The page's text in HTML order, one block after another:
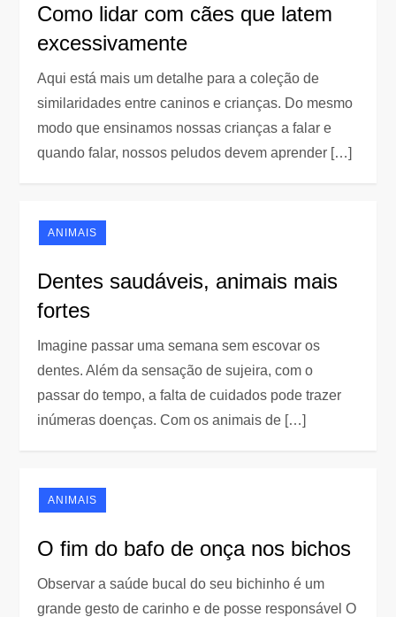
Como lidar com cães que latem
excessivamente
Aqui está mais um detalhe para a coleção de
similaridades entre caninos e crianças. Do mesmo
modo que ensinamos nossas crianças a falar e
quando falar, nossos peludos devem aprender […]
ANIMAIS
Dentes saudáveis, animais mais
fortes
Imagine passar uma semana sem escovar os
dentes. Além da sensação de sujeira, com o
passar do tempo, a falta de cuidados pode trazer
inúmeras doenças. Com os animais de […]
ANIMAIS
O fim do bafo de onça nos bichos
Observar a saúde bucal do seu bichinho é um
grande gesto de carinho e de posse responsável O